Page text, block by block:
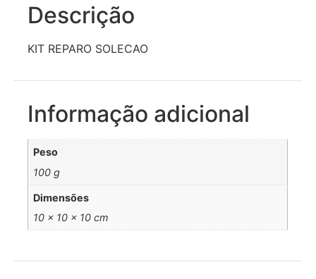
Descrição
KIT REPARO SOLECAO
Informação adicional
Peso
100 g
Dimensões
10 × 10 × 10 cm